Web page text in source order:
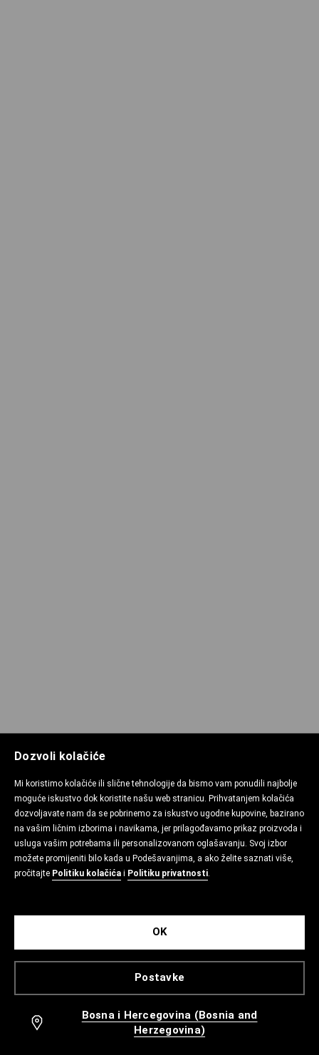
Dozvoli kolačiće
Mi koristimo kolačiće ili slične tehnologije da bismo vam ponudili najbolje
moguće iskustvo dok koristite našu web stranicu. Prihvatanjem kolačića
dozvoljavate nam da se pobrinemo za iskustvo ugodne kupovine, bazirano
na vašim ličnim izborima i navikama, jer prilagođavamo prikaz proizvoda i
usluga vašim potrebama ili personalizovanom oglašavanju. Svoj izbor
možete promijeniti bilo kada u Podešavanjima, a ako želite saznati više,
pročitajte Politiku kolačića i Politiku privatnosti.
Postavke
OK
Bosna i Hercegovina (Bosnia and
Herzegovina)